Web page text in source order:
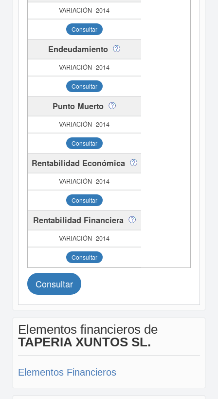
Consultar
Endeudamiento
Consultar
Punto Muerto
Consultar
Rentabilidad Económica
Consultar
Rentabilidad Financiera
Consultar
Consultar
Elementos financieros de
TAPERIA XUNTOS SL.
Elementos Financieros